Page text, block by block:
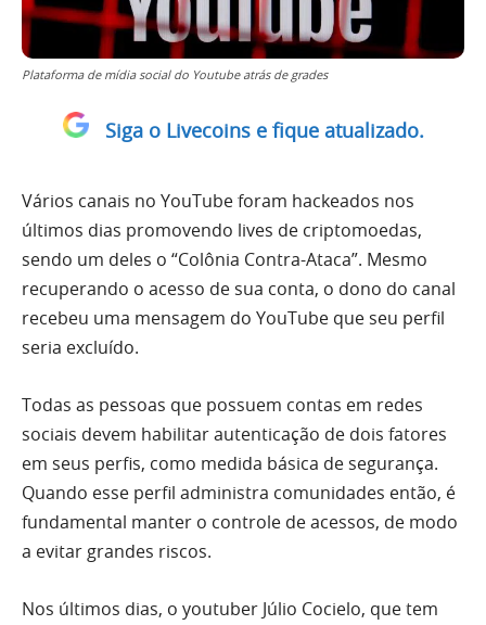
Plataforma de mídia social do Youtube atrás de grades
Siga o Livecoins e fique atualizado.
Vários canais no YouTube foram hackeados nos
últimos dias promovendo lives de criptomoedas,
sendo um deles o “Colônia Contra-Ataca”. Mesmo
recuperando o acesso de sua conta, o dono do canal
recebeu uma mensagem do YouTube que seu perfil
seria excluído.
Todas as pessoas que possuem contas em redes
sociais devem habilitar autenticação de dois fatores
em seus perfis, como medida básica de segurança.
Quando esse perfil administra comunidades então, é
fundamental manter o controle de acessos, de modo
a evitar grandes riscos.
Nos últimos dias, o youtuber Júlio Cocielo, que tem